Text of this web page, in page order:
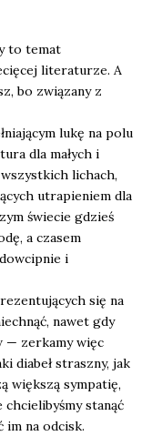
to temat
literaturze. A
bo związany z
lukę na polu
dla małych i
lichach,
utrapieniem dla
świecie gdzieś
a czasem
i
się na
nawet gdy
— zerkamy więc
diabeł straszny, jak
większą sympatię,
chcielibyśmy stanąć
im na odcisk.